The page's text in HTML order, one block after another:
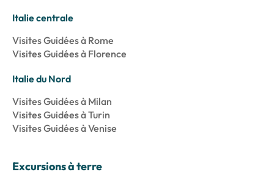
Italie centrale
Visites Guidées à Rome
Visites Guidées à Florence
Italie du Nord
Visites Guidées à Milan
Visites Guidées à Turin
Visites Guidées à Venise
Excursions à terre